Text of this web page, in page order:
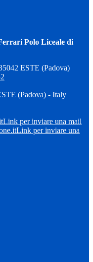
Polo Liceale di
ESTE (Padova)
(Padova) - Italy
Link per inviare una mail
Link per inviare una